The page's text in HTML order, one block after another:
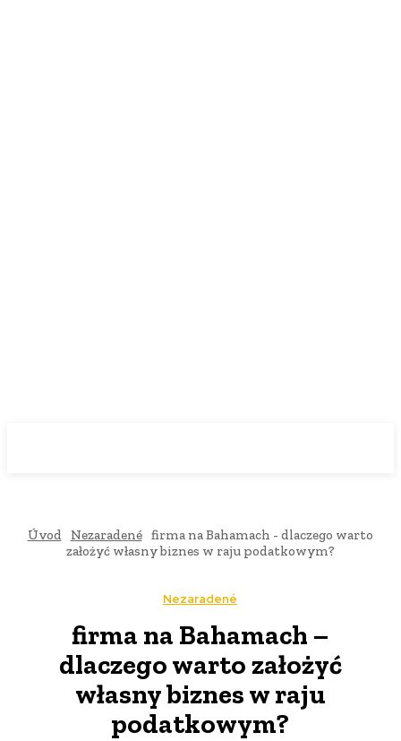
Úvod Nezaradené firma na Bahamach - dlaczego warto
założyć własny biznes w raju podatkowym?
Nezaradené
firma na Bahamach –
dlaczego warto założyć
własny biznes w raju
podatkowym?